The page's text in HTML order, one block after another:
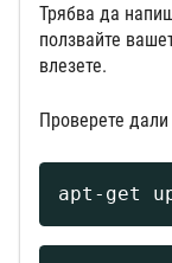
Трябва да
ползвайте
влезете.
Проверете
apt-get